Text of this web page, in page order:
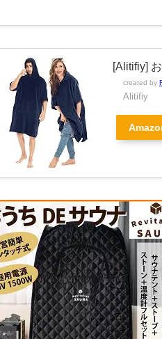
[Alitifiy]
created by
Alitifiy